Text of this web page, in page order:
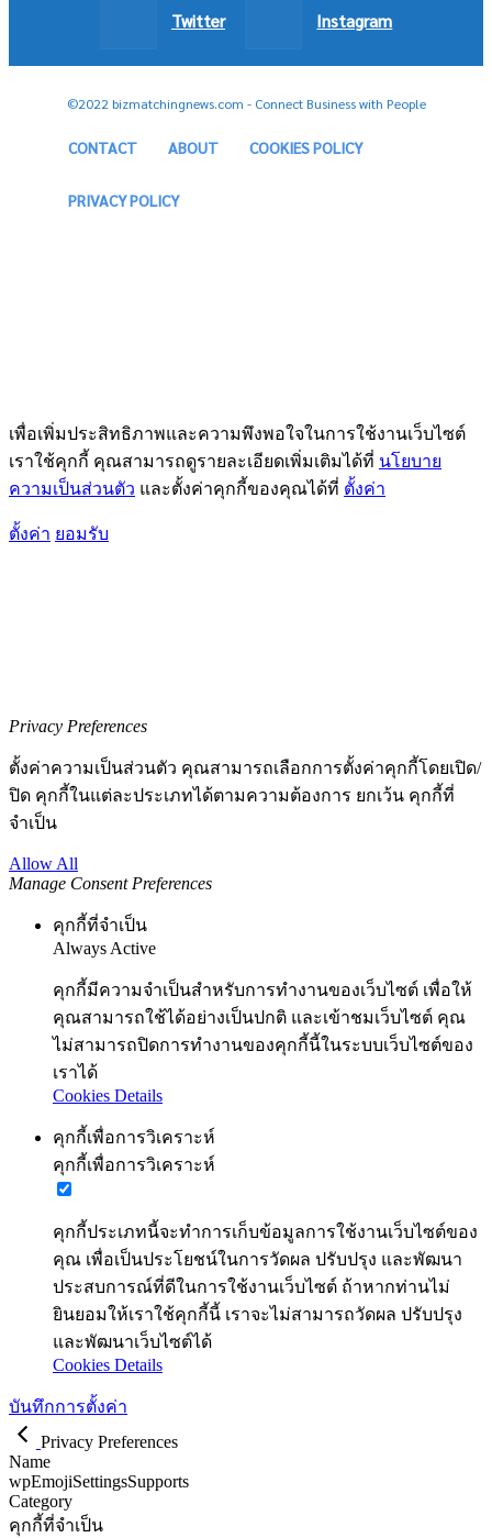
Twitter Instagram
©2022 bizmatchingnews.com - Connect Business with People
CONTACT ABOUT COOKIES POLICY
PRIVACY POLICY
เพื่อเพิ่มประสิทธิภาพและความพึงพอใจในการใช้งานเว็บไซต์
เราใช้คุกกี้ คุณสามารถดูรายละเอียดเพิ่มเติมได้ที่ นโยบาย
ความเป็นส่วนตัว และตั้งค่าคุกกี้ของคุณได้ที่ ตั้งค่า
ตั้งค่า ยอมรับ
Privacy Preferences
ตั้งค่าความเป็นส่วนตัว คุณสามารถเลือกการตั้งค่าคุกกี้โดยเปิด/
ปิด คุกกี้ในแต่ละประเภทได้ตามความต้องการ ยกเว้น คุกกี้ที่
จำเป็น
Allow All
Manage Consent Preferences
คุกกี้ที่จำเป็น
Always Active
คุกกี้มีความจำเป็นสำหรับการทำงานของเว็บไซต์ เพื่อให้
คุณสามารถใช้ได้อย่างเป็นปกติ และเข้าชมเว็บไซต์ คุณ
ไม่สามารถปิดการทำงานของคุกกี้นี้ในระบบเว็บไซต์ของ
เราได้
Cookies Details
คุกกี้เพื่อการวิเคราะห์
คุกกี้เพื่อการวิเคราะห์
คุกกี้ประเภทนี้จะทำการเก็บข้อมูลการใช้งานเว็บไซต์ของ
คุณ เพื่อเป็นประโยชน์ในการวัดผล ปรับปรุง และพัฒนา
ประสบการณ์ที่ดีในการใช้งานเว็บไซต์ ถ้าหากท่านไม่
ยินยอมให้เราใช้คุกกี้นี้ เราจะไม่สามารถวัดผล ปรับปรุง
และพัฒนาเว็บไซต์ได้
Cookies Details
บันทึกการตั้งค่า
Privacy Preferences
Name
wpEmojiSettingsSupports
Category
คุกกี้ที่จำเป็น